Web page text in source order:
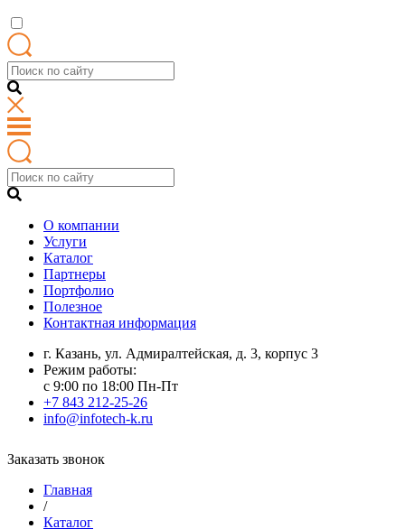
О компании
Услуги
Каталог
Партнеры
Портфолио
Полезное
Контактная информация
г. Казань, ул. Адмиралтейская, д. 3, корпус 3
Режим работы:
с 9:00 по 18:00 Пн-Пт
+7 843 212-25-26
info@infotech-k.ru
Заказать звонок
Главная
/
Каталог